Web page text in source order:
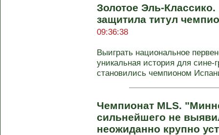
Золотое Эль-
защитила титул
09:36:38
Выиграть национальное
уникальная история для сине-
становились чемпионом
Чемпионат MLS.
сильнейшего не
неожиданно крупно